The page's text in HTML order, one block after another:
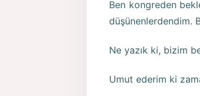
Ben kongreden
düşünenlerdendim.
Ne yazık ki, bizim
Umut ederim ki